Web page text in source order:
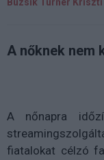
Buzsik Turner Kriszti
A nőknek nem
A nőnapra
fiatalokat célzó